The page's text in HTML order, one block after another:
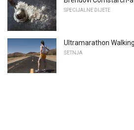
SPECIJALNE DIJETE
Ultramarathon Walking
ŠETNJA